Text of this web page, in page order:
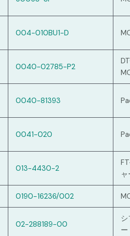
004-010BU1-D
0040-02785-P2
0040-81393
0041-020
013-4430-2
0190-16236/002
02-288189-00
ー